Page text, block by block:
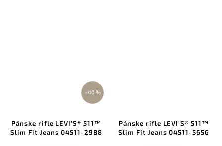
–40 %
Pánske rifle LEVI'S® 511™
Slim Fit Jeans 04511-2988
Pánske rifle LEVI'S® 511™
Slim Fit Jeans 04511-5656